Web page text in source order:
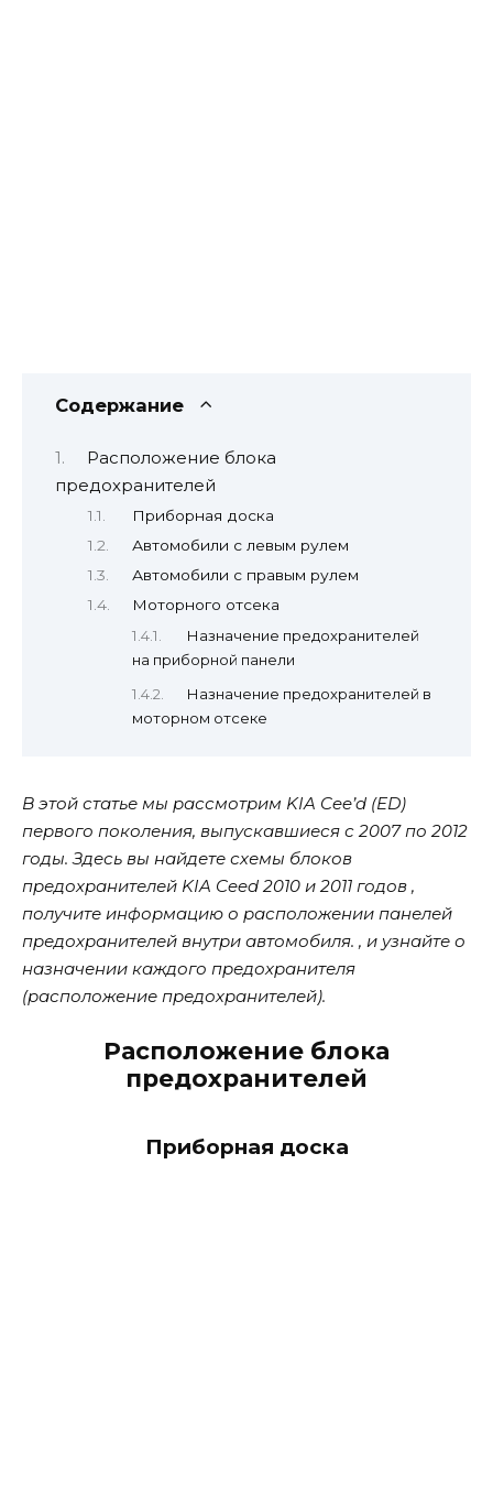
Содержание
Расположение блока
предохранителей
Приборная доска
Автомобили с левым рулем
Автомобили с правым рулем
Моторного отсека
Назначение предохранителей
на приборной панели
Назначение предохранителей в
моторном отсеке
В этой статье мы рассмотрим KIA Cee’d (ED)
первого поколения, выпускавшиеся с 2007 по 2012
годы. Здесь вы найдете схемы блоков
предохранителей KIA Ceed 2010 и 2011 годов ,
получите информацию о расположении панелей
предохранителей внутри автомобиля. , и узнайте о
назначении каждого предохранителя
(расположение предохранителей).
Расположение блока
предохранителей
Приборная доска